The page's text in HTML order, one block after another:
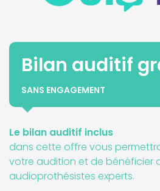
Bilan auditif
SANS ENGAGEMENT
Le bilan auditif inclus
dans cette offre vous
votre audition et de bénéficier
audioprothésistes experts.